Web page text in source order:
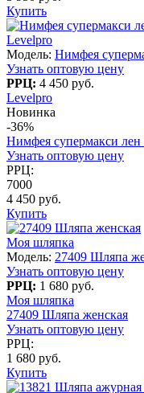
Купить
Levelpro
Модель: Нимфея
Узнать оптовую цену
РРЦ: 4 450 руб.
Levelpro
Новинка
-36%
Нимфея супермакси
Узнать оптовую цену
РРЦ:
7000
4 450 руб.
Купить
Моя шляпка
Модель: 27409 Шляпа
Узнать оптовую цену
РРЦ: 1 680 руб.
Моя шляпка
27409 Шляпа женская
Узнать оптовую цену
РРЦ:
1 680 руб.
Купить